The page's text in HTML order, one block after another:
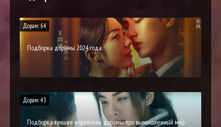
Дорам: 64
Подборка дорамы 2024 года
Дорам: 43
Подборка лучшие корейские дорамы про вымышленный мир